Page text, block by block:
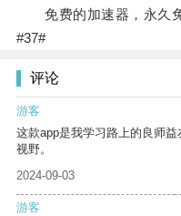
免费的加速器，永久免
#37#
评论
游客
这款app是我学习路上的良师
视野。
2024-09-03
游客